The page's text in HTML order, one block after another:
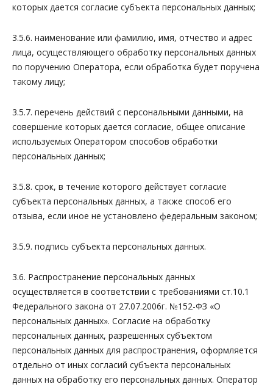
которых дается согласие субъекта персональных данных;
3.5.6. наименование или фамилию, имя, отчество и адрес
лица, осуществляющего обработку персональных данных
по поручению Оператора, если обработка будет поручена
такому лицу;
3.5.7. перечень действий с персональными данными, на
совершение которых дается согласие, общее описание
используемых Оператором способов обработки
персональных данных;
3.5.8. срок, в течение которого действует согласие
субъекта персональных данных, а также способ его
отзыва, если иное не установлено федеральным законом;
3.5.9. подпись субъекта персональных данных.
3.6. Распространение персональных данных
осуществляется в соответствии с требованиями ст.10.1
Федерального закона от 27.07.2006г. №152-ФЗ «О
персональных данных». Согласие на обработку
персональных данных, разрешенных субъектом
персональных данных для распространения, оформляется
отдельно от иных согласий субъекта персональных
данных на обработку его персональных данных. Оператор